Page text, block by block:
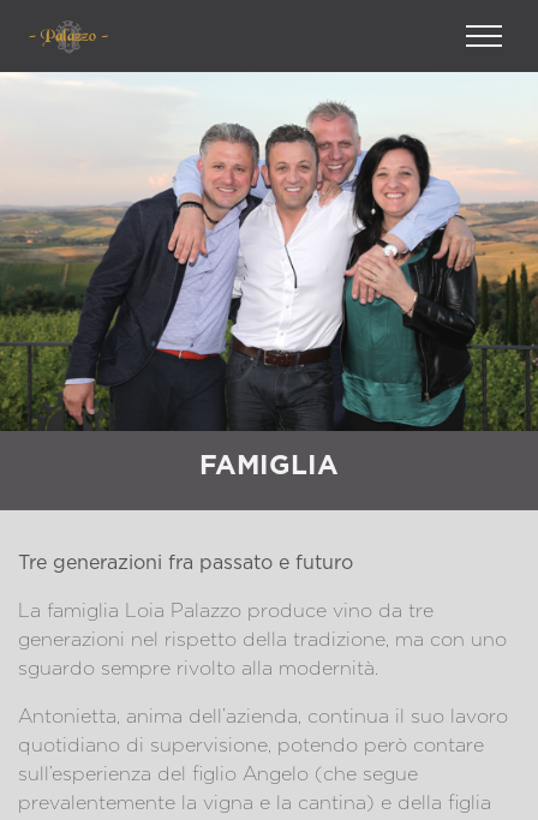
FAMIGLIA
Tre generazioni fra passato e futuro
La famiglia Loia Palazzo produce vino da tre
generazioni nel rispetto della tradizione, ma con uno
sguardo sempre rivolto alla modernità.
Antonietta, anima dell’azienda, continua il suo lavoro
quotidiano di supervisione, potendo però contare
sull’esperienza del figlio Angelo (che segue
prevalentemente la vigna e la cantina) e della figlia